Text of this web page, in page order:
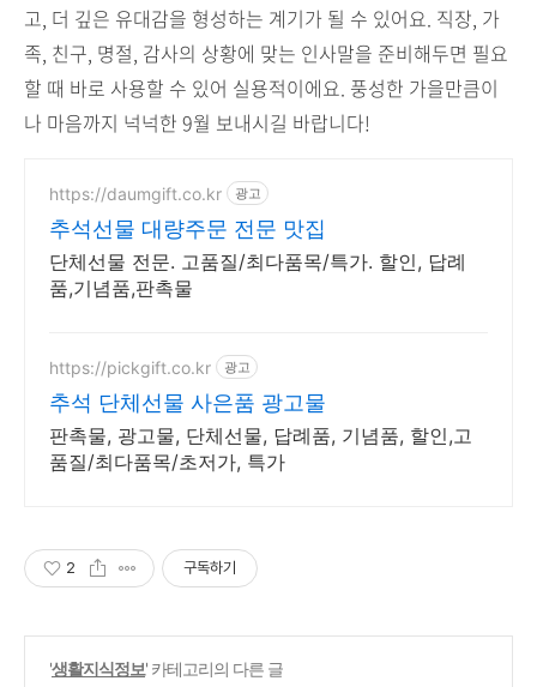
고, 더 깊은 유대감을 형성하는 계기가 될 수 있어요. 직장, 가
족, 친구, 명절, 감사의 상황에 맞는 인사말을 준비해두면 필요
할 때 바로 사용할 수 있어 실용적이에요. 풍성한 가을만큼이
나 마음까지 넉넉한 9월 보내시길 바랍니다!
https://daumgift.co.kr 광고
추석선물 대량주문 전문 맛집
단체선물 전문. 고품질/최다품목/특가. 할인, 답례
품,기념품,판촉물
https://pickgift.co.kr 광고
추석 단체선물 사은품 광고물
판촉물, 광고물, 단체선물, 답례품, 기념품, 할인,고
품질/최다품목/초저가, 특가
2 구독하기
'생활지식정보' 카테고리의 다른 글